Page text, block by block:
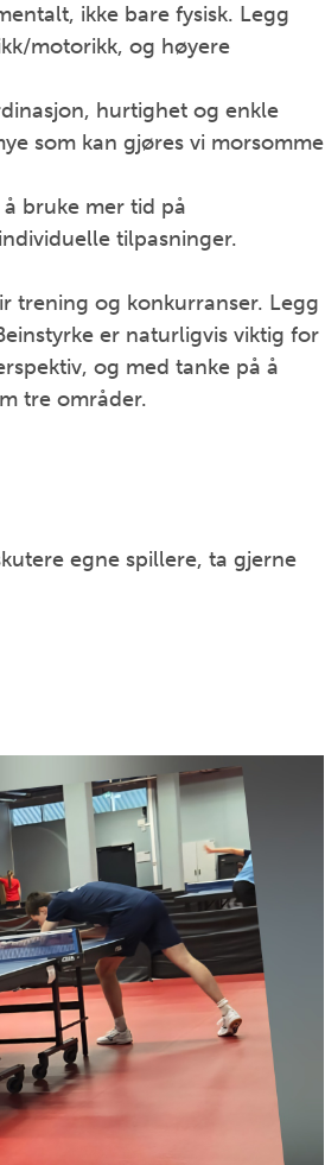
ikke bare fysisk. Legg
motorikk, og høyere
hurtighet og enkle
som kan gjøres vi morsomme
bruke mer tid på
tilpasninger.
trening og konkurranser. Legg
er naturligvis viktig for
og med tanke på å
tre områder.
egne spillere, ta gjerne